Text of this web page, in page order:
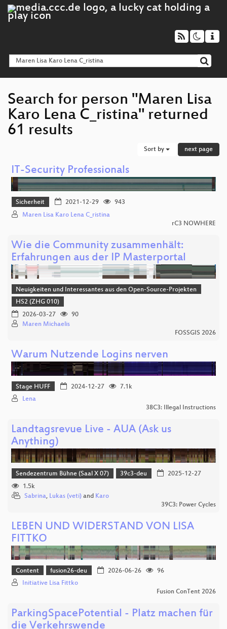
Search for person "Maren Lisa
Karo Lena C_ristina" returned
61 results
Sort by next page
IT-Security Professionals
Sicherheit 2021-12-29
943
Maren Lisa Karo Lena C_ristina
rC3 NOWHERE
Wie die Community zusammenhält:
Erfahrungen aus der IP Masterportal
Neuigkeiten und Interessantes aus den Open-Source-Projekten
HS2 (ZHG 010)
2026-03-27
90
Maren Michaelis
FOSSGIS 2026
Warum Nutzende Logins nerven
Stage HUFF 2024-12-27
7.1k
Lena
38C3: Illegal Instructions
Landtagsrevue Live - AUA (Ask us
Anything)
Sendezentrum Bühne (Saal X 07) 39c3-deu
2025-12-27
1.5k
Sabrina, Lukas (veti) and Karo
39C3: Power Cycles
LEBEN UND WIDERSTAND VON LISA
FITTKO
Content fusion26-deu 2026-06-26
96
Initiative Lisa Fittko
Fusion ConTent 2026
ParkingSpacePotential - Platz machen für
die Verkehrswende